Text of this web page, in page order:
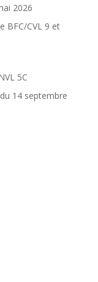
2026
BFC/CVL 9 et
5C
14 septembre